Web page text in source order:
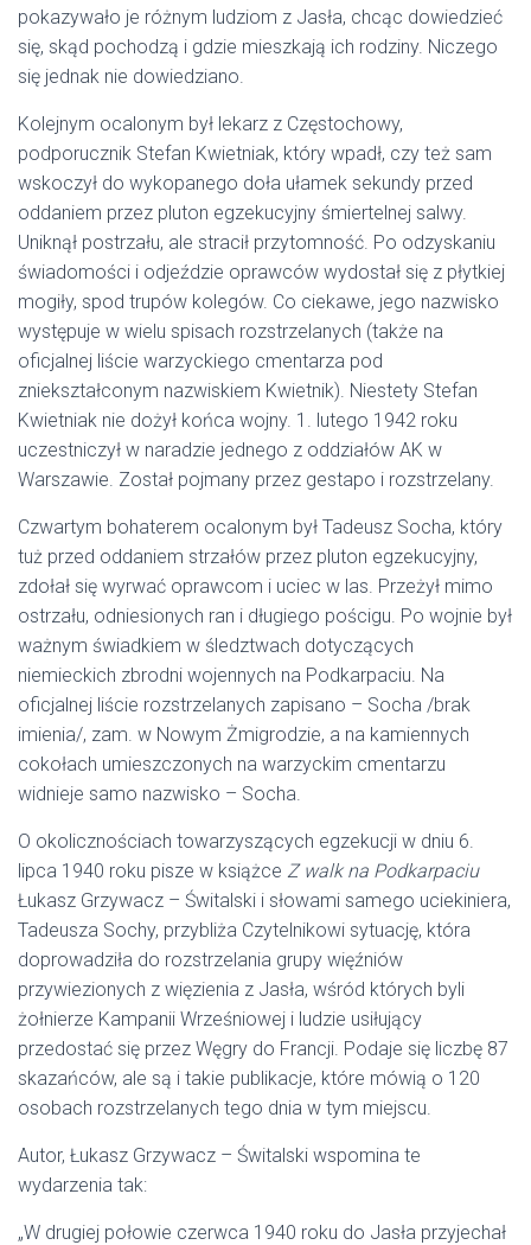
pokazywało je różnym ludziom z Jasła, chcąc dowiedzieć
się, skąd pochodzą i gdzie mieszkają ich rodziny. Niczego
się jednak nie dowiedziano.
Kolejnym ocalonym był lekarz z Częstochowy,
podporucznik Stefan Kwietniak, który wpadł, czy też sam
wskoczył do wykopanego doła ułamek sekundy przed
oddaniem przez pluton egzekucyjny śmiertelnej salwy.
Uniknął postrzału, ale stracił przytomność. Po odzyskaniu
świadomości i odjeździe oprawców wydostał się z płytkiej
mogiły, spod trupów kolegów. Co ciekawe, jego nazwisko
występuje w wielu spisach rozstrzelanych (także na
oficjalnej liście warzyckiego cmentarza pod
zniekształconym nazwiskiem Kwietnik). Niestety Stefan
Kwietniak nie dożył końca wojny. 1. lutego 1942 roku
uczestniczył w naradzie jednego z oddziałów AK w
Warszawie. Został pojmany przez gestapo i rozstrzelany.
Czwartym bohaterem ocalonym był Tadeusz Socha, który
tuż przed oddaniem strzałów przez pluton egzekucyjny,
zdołał się wyrwać oprawcom i uciec w las. Przeżył mimo
ostrzału, odniesionych ran i długiego pościgu. Po wojnie był
ważnym świadkiem w śledztwach dotyczących
niemieckich zbrodni wojennych na Podkarpaciu. Na
oficjalnej liście rozstrzelanych zapisano – Socha /brak
imienia/, zam. w Nowym Żmigrodzie, a na kamiennych
cokołach umieszczonych na warzyckim cmentarzu
widnieje samo nazwisko – Socha.
O okolicznościach towarzyszących egzekucji w dniu 6.
lipca 1940 roku pisze w książce Z walk na Podkarpaciu
Łukasz Grzywacz – Świtalski i słowami samego uciekiniera,
Tadeusza Sochy, przybliża Czytelnikowi sytuację, która
doprowadziła do rozstrzelania grupy więźniów
przywiezionych z więzienia z Jasła, wśród których byli
żołnierze Kampanii Wrześniowej i ludzie usiłujący
przedostać się przez Węgry do Francji. Podaje się liczbę 87
skazańców, ale są i takie publikacje, które mówią o 120
osobach rozstrzelanych tego dnia w tym miejscu.
Autor, Łukasz Grzywacz – Świtalski wspomina te
wydarzenia tak:
„W drugiej połowie czerwca 1940 roku do Jasła przyjechał